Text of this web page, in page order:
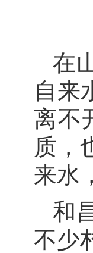
在
自来
离不
质，
来水
和
不少